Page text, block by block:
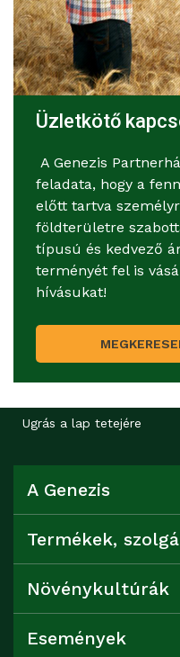
Üzletkötő
A Genezis
feladata, hogy a
előtt tartva
földterületre
típusú és kedvező
terményét fel is
hívásukat!
Ugrás a lap tetejére
A Genezis
Termékek,
Növénykultúrák
Események